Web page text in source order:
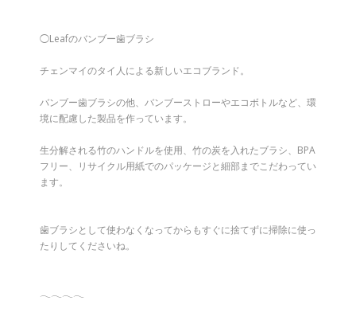
◯Leafのバンブー歯ブラシ
チェンマイのタイ人による新しいエコブランド。
バンブー歯ブラシの他、バンブーストローやエコボトルなど、環
境に配慮した製品を作っています。
生分解される竹のハンドルを使用、竹の炭を入れたブラシ、BPA
フリー、リサイクル用紙でのパッケージと細部までこだわってい
ます。
歯ブラシとして使わなくなってからもすぐに捨てずに掃除に使っ
たりしてくださいね。
𓂃𓂃𓂃𓂃